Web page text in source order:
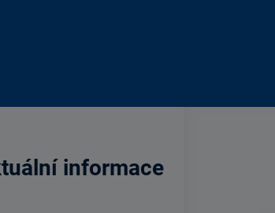
informace